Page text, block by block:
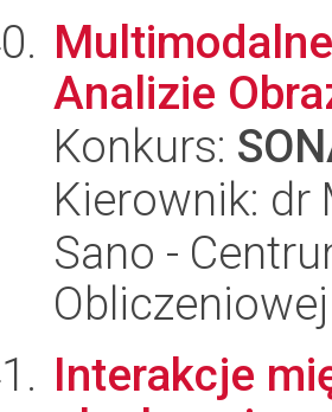
Analizie
Konkurs:
Kierownik: dr
Sano -
Interakcje